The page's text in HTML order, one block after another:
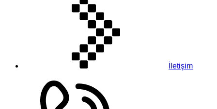
İletişim